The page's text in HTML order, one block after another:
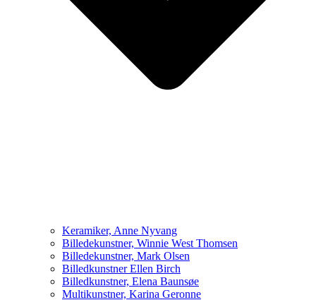
Keramiker, Anne Nyvang
Billedekunstner, Winnie West Thomsen
Billedekunstner, Mark Olsen
Billedkunstner Ellen Birch
Billedkunstner, Elena Baunsøe
Multikunstner, Karina Geronne